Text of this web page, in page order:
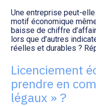
Audit légal
Gestion de
Procédures
Transition numérique
Facturation et
Analyse et tableau
WAIBI
Gérer vos ressources
humaines : SILAE
Une entreprise peut-
motif économique
baisse de chiffre
lors que d’autres
réelles et durables ?
Licenciement
prendre en
légaux » ?